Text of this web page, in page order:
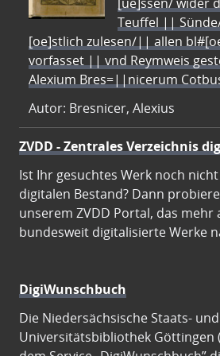
Teuffel ||
[oe]stlich zulesen/|| allen
vorfasset || vnd Reymweis
Alexium Bres=||nicerum
Autor: Bresnicer, Alexius
ZVDD - Zentrales Verzeichnis
Ist Ihr gesuchtes Werk noch
digitalen Bestand? Dann
unserem ZVDD Portal, das mehr
bundesweit digitalisierte Werke
DigiWunschbuch
Die Niedersächsische Staats- und
Universitätsbibliothek Göttingen